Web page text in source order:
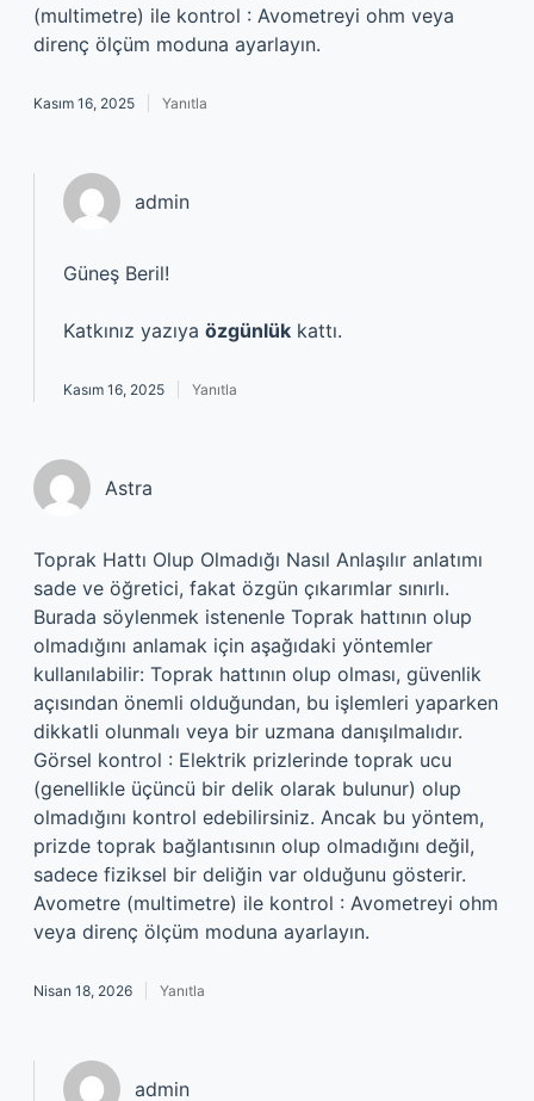
(multimetre) ile kontrol : Avometreyi ohm veya
direnç ölçüm moduna ayarlayın.
Kasım 16, 2025 Yanıtla
admin
Güneş Beril!
Katkınız yazıya özgünlük kattı.
Kasım 16, 2025 Yanıtla
Astra
Toprak Hattı Olup Olmadığı Nasıl Anlaşılır anlatımı
sade ve öğretici, fakat özgün çıkarımlar sınırlı.
Burada söylenmek istenenle Toprak hattının olup
olmadığını anlamak için aşağıdaki yöntemler
kullanılabilir: Toprak hattının olup olması, güvenlik
açısından önemli olduğundan, bu işlemleri yaparken
dikkatli olunmalı veya bir uzmana danışılmalıdır.
Görsel kontrol : Elektrik prizlerinde toprak ucu
(genellikle üçüncü bir delik olarak bulunur) olup
olmadığını kontrol edebilirsiniz. Ancak bu yöntem,
prizde toprak bağlantısının olup olmadığını değil,
sadece fiziksel bir deliğin var olduğunu gösterir.
Avometre (multimetre) ile kontrol : Avometreyi ohm
veya direnç ölçüm moduna ayarlayın.
Nisan 18, 2026 Yanıtla
admin